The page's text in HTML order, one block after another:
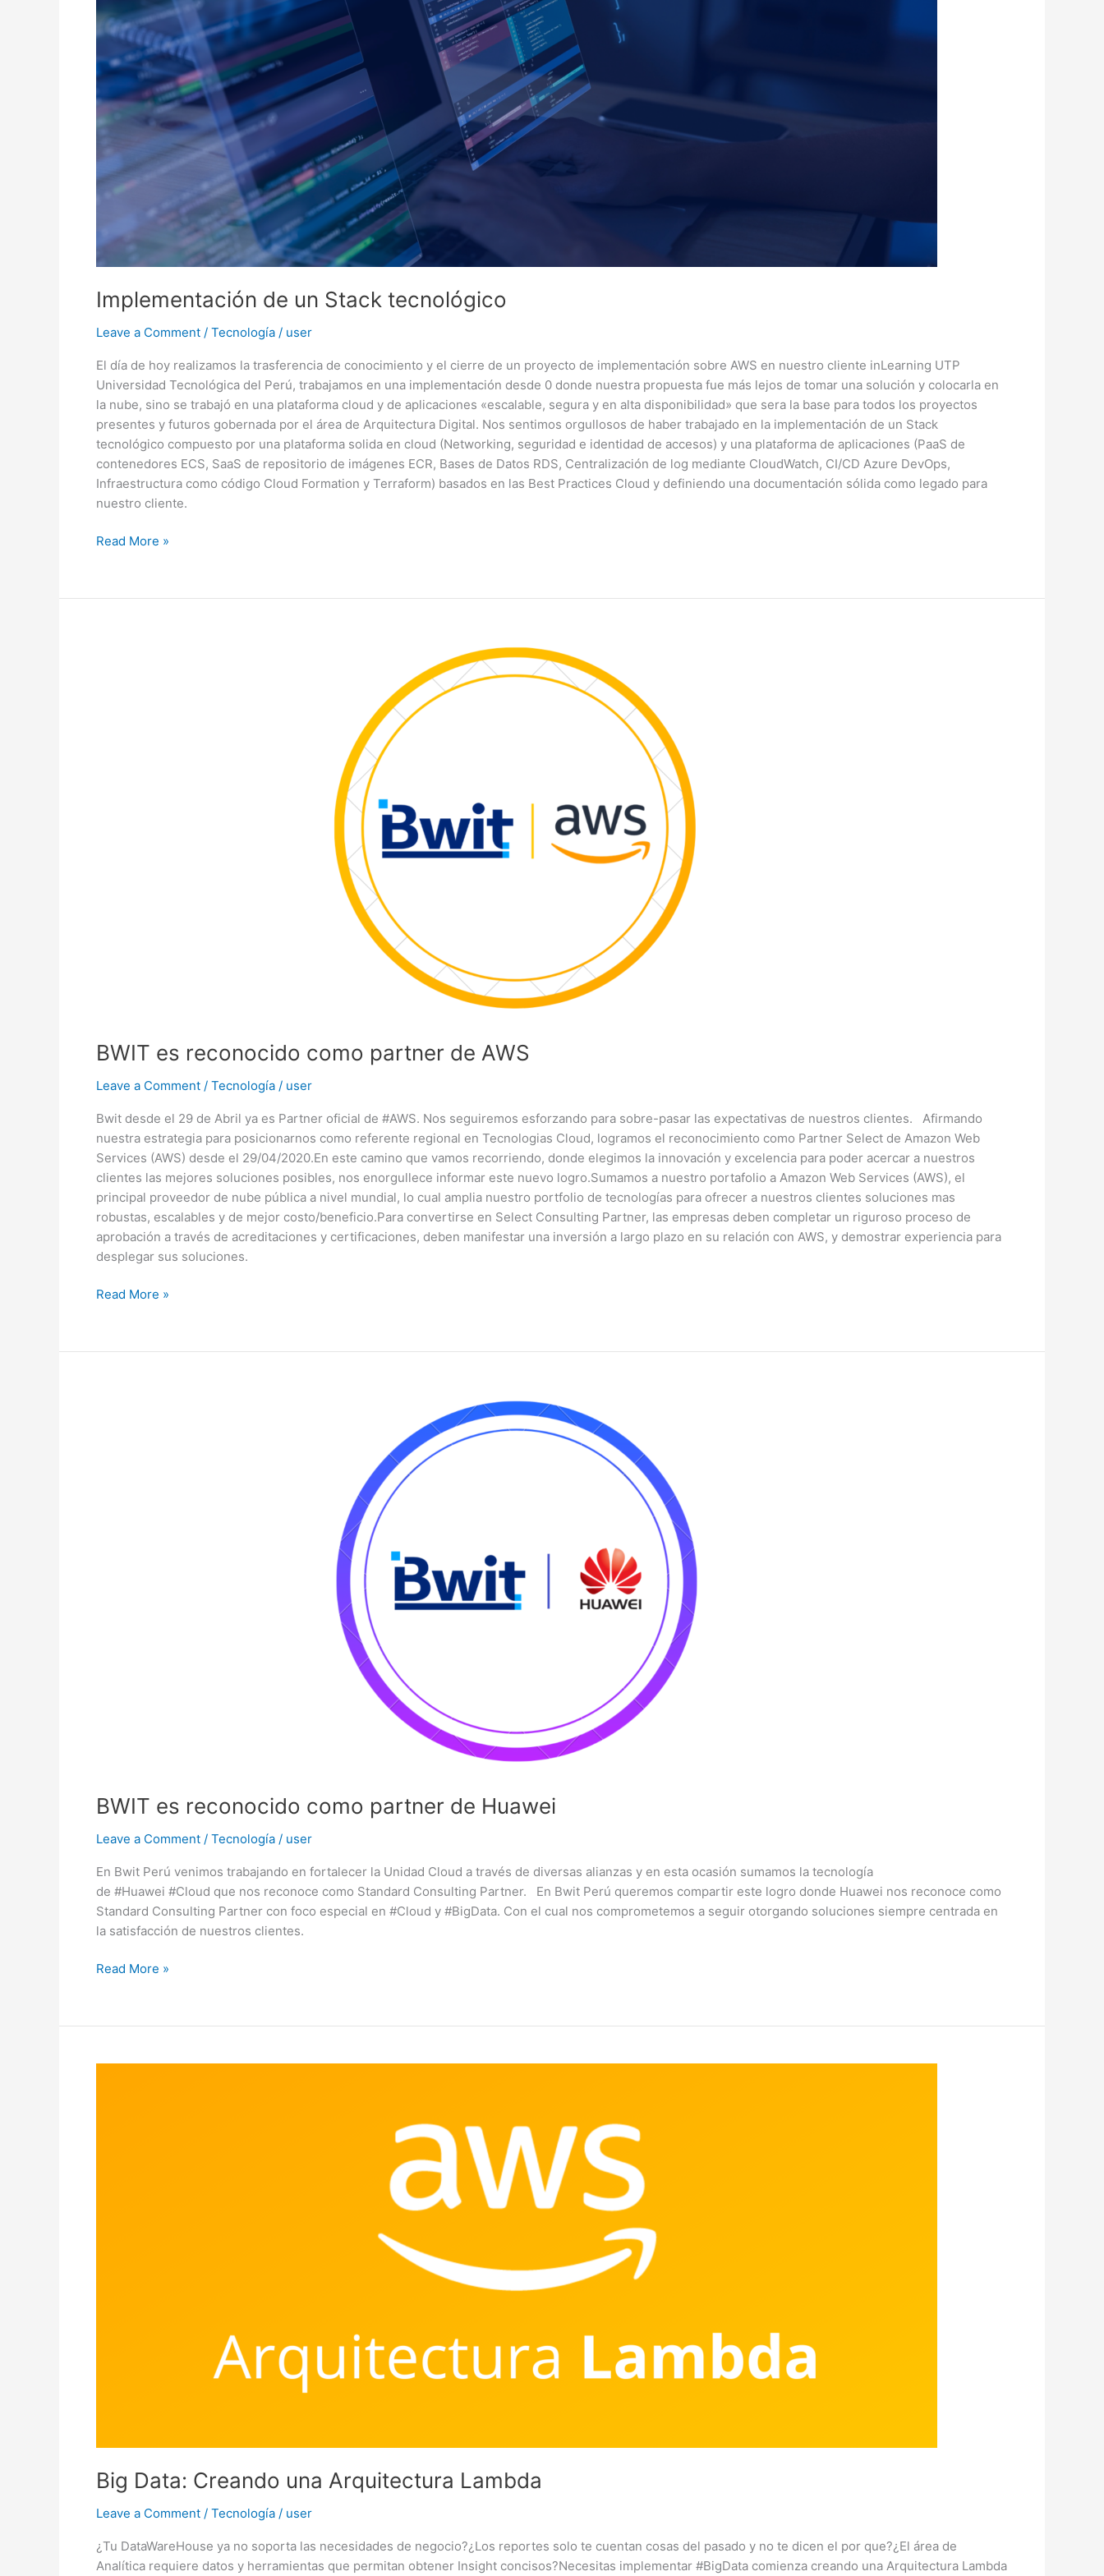
Implementación de un Stack tecnológico
Leave a Comment / Tecnología / user
El día de hoy realizamos la trasferencia de conocimiento y el cierre de un proyecto de implementación sobre AWS en nuestro cliente inLearning UTP
Universidad Tecnológica del Perú, trabajamos en una implementación desde 0 donde nuestra propuesta fue más lejos de tomar una solución y colocarla en
la nube, sino se trabajó en una plataforma cloud y de aplicaciones «escalable, segura y en alta disponibilidad» que sera la base para todos los proyectos
presentes y futuros gobernada por el área de Arquitectura Digital. Nos sentimos orgullosos de haber trabajado en la implementación de un Stack
tecnológico compuesto por una plataforma solida en cloud (Networking, seguridad e identidad de accesos) y una plataforma de aplicaciones (PaaS de
contenedores ECS, SaaS de repositorio de imágenes ECR, Bases de Datos RDS, Centralización de log mediante CloudWatch, CI/CD Azure DevOps,
Infraestructura como código Cloud Formation y Terraform) basados en las Best Practices Cloud y definiendo una documentación sólida como legado para
nuestro cliente.
Read More »
BWIT es reconocido como partner de AWS
Leave a Comment / Tecnología / user
Bwit desde el 29 de Abril ya es Partner oficial de #AWS. Nos seguiremos esforzando para sobre-pasar las expectativas de nuestros clientes. Afirmando
nuestra estrategia para posicionarnos como referente regional en Tecnologias Cloud, logramos el reconocimiento como Partner Select de Amazon Web
Services (AWS) desde el 29/04/2020.En este camino que vamos recorriendo, donde elegimos la innovación y excelencia para poder acercar a nuestros
clientes las mejores soluciones posibles, nos enorgullece informar este nuevo logro.Sumamos a nuestro portafolio a Amazon Web Services (AWS), el
principal proveedor de nube pública a nivel mundial, lo cual amplia nuestro portfolio de tecnologías para ofrecer a nuestros clientes soluciones mas
robustas, escalables y de mejor costo/beneficio.Para convertirse en Select Consulting Partner, las empresas deben completar un riguroso proceso de
aprobación a través de acreditaciones y certificaciones, deben manifestar una inversión a largo plazo en su relación con AWS, y demostrar experiencia para
desplegar sus soluciones.
Read More »
BWIT es reconocido como partner de Huawei
Leave a Comment / Tecnología / user
En Bwit Perú venimos trabajando en fortalecer la Unidad Cloud a través de diversas alianzas y en esta ocasión sumamos la tecnología
de #Huawei #Cloud que nos reconoce como Standard Consulting Partner. En Bwit Perú queremos compartir este logro donde Huawei nos reconoce como
Standard Consulting Partner con foco especial en #Cloud y #BigData. Con el cual nos comprometemos a seguir otorgando soluciones siempre centrada en
la satisfacción de nuestros clientes.
Read More »
Big Data: Creando una Arquitectura Lambda
Leave a Comment / Tecnología / user
¿Tu DataWareHouse ya no soporta las necesidades de negocio?¿Los reportes solo te cuentan cosas del pasado y no te dicen el por que?¿El área de
Analítica requiere datos y herramientas que permitan obtener Insight concisos?Necesitas implementar #BigData comienza creando una Arquitectura Lambda